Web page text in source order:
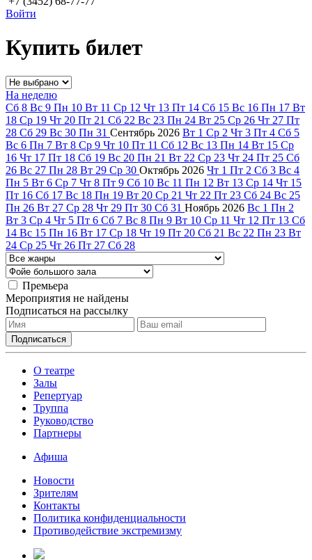
Войти
Купить билет
На неделю
Сб 8 Вс 9 Пн 10 Вт 11 Ср 12 Чт 13 Пт 14 Сб 15 Вс 16 Пн 17 Вт
18 Ср 19 Чт 20 Пт 21 Сб 22 Вс 23 Пн 24 Вт 25 Ср 26 Чт 27 Пт
28 Сб 29 Вс 30 Пн 31 Сентябрь 2026 Вт 1 Ср 2 Чт 3 Пт 4 Сб 5
Вс 6 Пн 7 Вт 8 Ср 9 Чт 10 Пт 11 Сб 12 Вс 13 Пн 14 Вт 15 Ср
16 Чт 17 Пт 18 Сб 19 Вс 20 Пн 21 Вт 22 Ср 23 Чт 24 Пт 25 Сб
26 Вс 27 Пн 28 Вт 29 Ср 30 Октябрь 2026 Чт 1 Пт 2 Сб 3 Вс 4
Пн 5 Вт 6 Ср 7 Чт 8 Пт 9 Сб 10 Вс 11 Пн 12 Вт 13 Ср 14 Чт 15
Пт 16 Сб 17 Вс 18 Пн 19 Вт 20 Ср 21 Чт 22 Пт 23 Сб 24 Вс 25
Пн 26 Вт 27 Ср 28 Чт 29 Пт 30 Сб 31 Ноябрь 2026 Вс 1 Пн 2
Вт 3 Ср 4 Чт 5 Пт 6 Сб 7 Вс 8 Пн 9 Вт 10 Ср 11 Чт 12 Пт 13 Сб
14 Вс 15 Пн 16 Вт 17 Ср 18 Чт 19 Пт 20 Сб 21 Вс 22 Пн 23 Вт
24 Ср 25 Чт 26 Пт 27 Сб 28
Премьера
Мероприятия не найдены
Подписаться на рассылку
О театре
Залы
Репертуар
Труппа
Руководство
Партнеры
Афиша
Новости
Зрителям
Контакты
Политика конфиденциальности
Противодействие экстремизму